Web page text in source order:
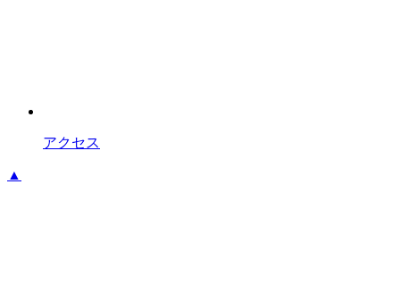
アクセス
▲